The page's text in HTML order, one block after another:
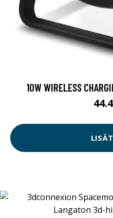
10W WIRELESS